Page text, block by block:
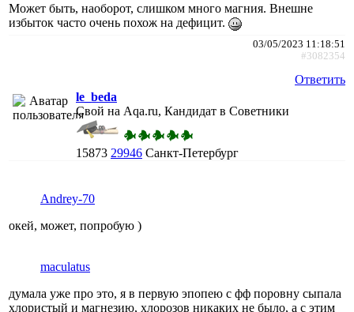
Может быть, наоборот, слишком много магния. Внешне
избыток часто очень похож на дефицит.
03/05/2023 11:18:51
#3082354
Ответить
le_beda
Свой на Aqa.ru, Кандидат в Советники
15873 29946 Санкт-Петербург
Andrey-70
окей, может, попробую )
maculatus
думала уже про это, я в первую эпопею с фф поровну сыпала
хлористый и магнезию, хлорозов никаких не было, а с этим